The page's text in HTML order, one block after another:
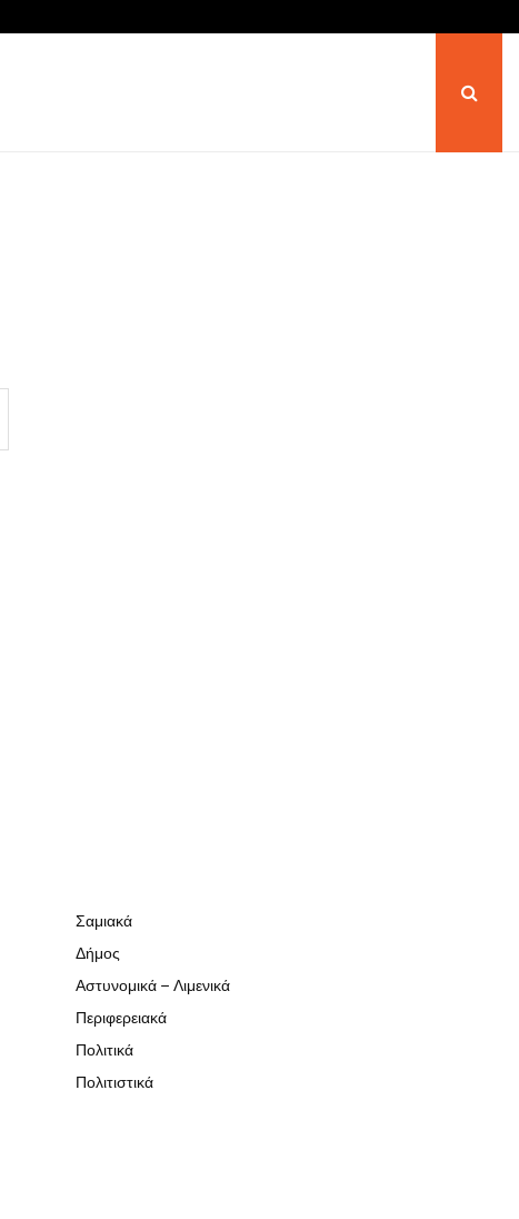
Σαμιακά
Δήμος
Αστυνομικά – Λιμενικά
Περιφερειακά
Πολιτικά
Πολιτιστικά